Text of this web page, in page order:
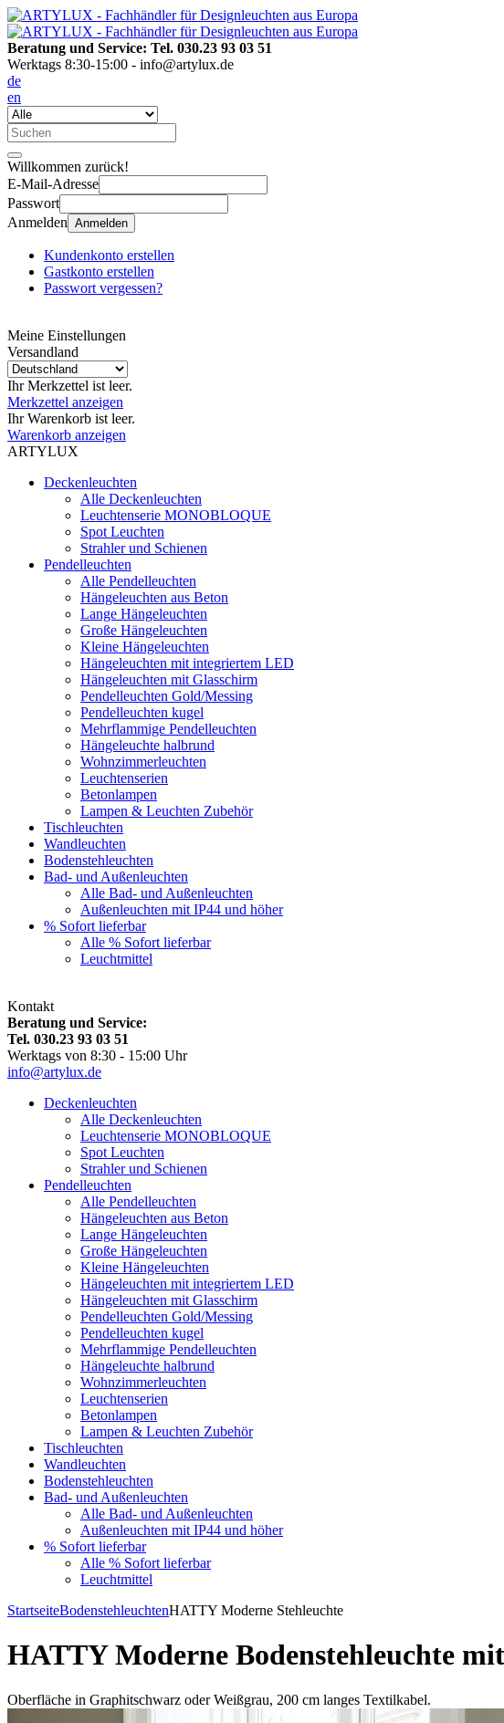
Beratung und Service: Tel. 030.23 93 03 51
Werktags 8:30-15:00 - info@artylux.de
de
en
Willkommen zurück!
E-Mail-Adresse
Passwort
Anmelden Anmelden
Kundenkonto erstellen
Gastkonto erstellen
Passwort vergessen?
Meine Einstellungen
Versandland
Ihr Merkzettel ist leer.
Merkzettel anzeigen
Ihr Warenkorb ist leer.
Warenkorb anzeigen
ARTYLUX
Deckenleuchten
Alle Deckenleuchten
Leuchtenserie MONOBLOQUE
Spot Leuchten
Strahler und Schienen
Pendelleuchten
Alle Pendelleuchten
Hängeleuchten aus Beton
Lange Hängeleuchten
Große Hängeleuchten
Kleine Hängeleuchten
Hängeleuchten mit integriertem LED
Hängeleuchten mit Glasschirm
Pendelleuchten Gold/Messing
Pendelleuchten kugel
Mehrflammige Pendelleuchten
Hängeleuchte halbrund
Wohnzimmerleuchten
Leuchtenserien
Betonlampen
Lampen & Leuchten Zubehör
Tischleuchten
Wandleuchten
Bodenstehleuchten
Bad- und Außenleuchten
Alle Bad- und Außenleuchten
Außenleuchten mit IP44 und höher
% Sofort lieferbar
Alle % Sofort lieferbar
Leuchtmittel
Kontakt
Beratung und Service:
Tel. 030.23 93 03 51
Werktags von 8:30 - 15:00 Uhr
info@artylux.de
Deckenleuchten
Alle Deckenleuchten
Leuchtenserie MONOBLOQUE
Spot Leuchten
Strahler und Schienen
Pendelleuchten
Alle Pendelleuchten
Hängeleuchten aus Beton
Lange Hängeleuchten
Große Hängeleuchten
Kleine Hängeleuchten
Hängeleuchten mit integriertem LED
Hängeleuchten mit Glasschirm
Pendelleuchten Gold/Messing
Pendelleuchten kugel
Mehrflammige Pendelleuchten
Hängeleuchte halbrund
Wohnzimmerleuchten
Leuchtenserien
Betonlampen
Lampen & Leuchten Zubehör
Tischleuchten
Wandleuchten
Bodenstehleuchten
Bad- und Außenleuchten
Alle Bad- und Außenleuchten
Außenleuchten mit IP44 und höher
% Sofort lieferbar
Alle % Sofort lieferbar
Leuchtmittel
StartseiteBodenstehleuchtenHATTY Moderne Stehleuchte
HATTY Moderne Bodenstehleuchte
Oberfläche in Graphitschwarz oder Weißgrau, 200 cm langes Textilkabel.